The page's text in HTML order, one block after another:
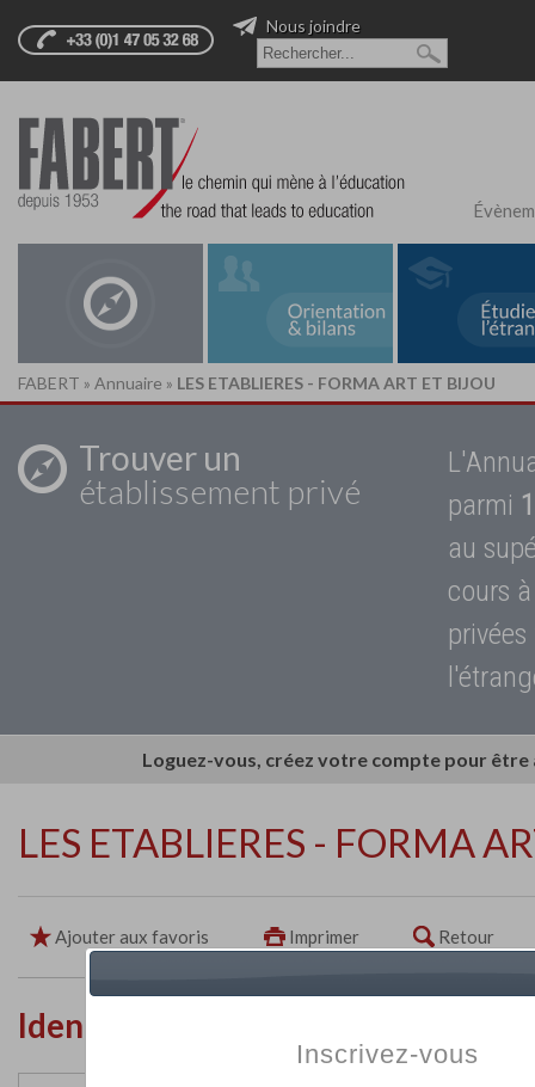
Nous joindre
FABERT » Annuaire » LES ETABLIERES - FORMA ART ET BIJOU
Trouver un
établissement privé
parmi
au
cours
Loguez-vous, créez votre compte pour
LES ETABLIERES - FORMA
Ajouter aux favoris Imprimer Retour
Identité de l'établissement
Inscrivez-vous